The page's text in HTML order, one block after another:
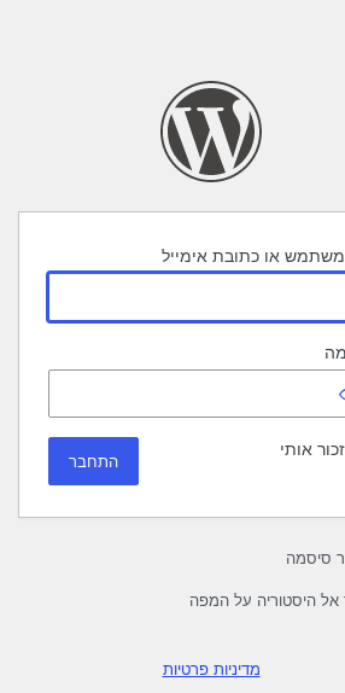
או כתובת אימייל
זכור אותי
סיסמה
אל היסטוריה על המפה
מדיניות פרטיות